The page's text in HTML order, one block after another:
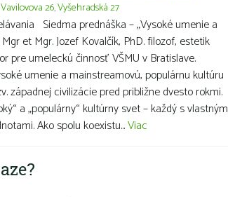
Vavilovova 26,Vyšehradská 27
Siedma prednáška – „Vysoké umenie a
et Mgr. Jozef Kovalčík, PhD. filozof, estetik
pre umeleckú činnosť VŠMU v Bratislave.
umenie a mainstreamovú, populárnu kultúru
západnej civilizácie pred približne dvesto rokmi.
a „populárny“ kultúrny svet – každý s vlastným
Ako spolu koexistu...Viac